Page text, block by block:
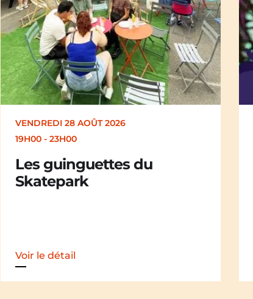
VENDREDI 28 AOÛT 2026
19H30
Merle [Un dernier soir
d’été : festival itinérant]
Voir le détail